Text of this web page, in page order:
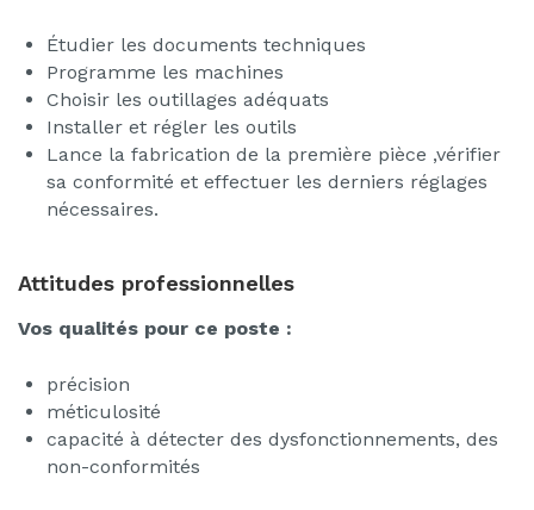
Étudier les documents techniques
Programme les machines
Choisir les outillages adéquats
Installer et régler les outils
Lance la fabrication de la première pièce ,vérifier
sa conformité et effectuer les derniers réglages
nécessaires.
Attitudes professionnelles
Vos qualités pour ce poste :
précision
méticulosité
capacité à détecter des dysfonctionnements, des
non-conformités